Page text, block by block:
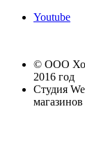
Youtube
© ООО
2016 год
Студия
магазинов